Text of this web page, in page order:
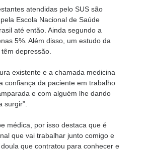
atendidas pelo SUS são
Escola Nacional de Saúde
até então. Ainda segundo a
5%. Além disso, um estudo da
depressão.
existente e a chamada medicina
confiança da paciente em trabalho
e com alguém lhe dando
surgir”.
médica, por isso destaca que é
que vai trabalhar junto comigo e
que contratou para conhecer e